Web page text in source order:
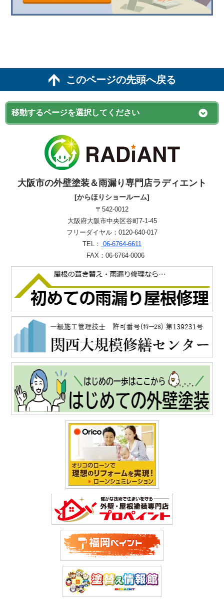
このページの先頭へ戻る
大阪市の外壁塗装＆雨漏り専門店ラディエント
[からほりショールーム]
〒542-0012
大阪府大阪市中央区谷町7-1-45
フリーダイヤル：0120-640-017
TEL： 06-6764-6611
FAX：06-6764-0006